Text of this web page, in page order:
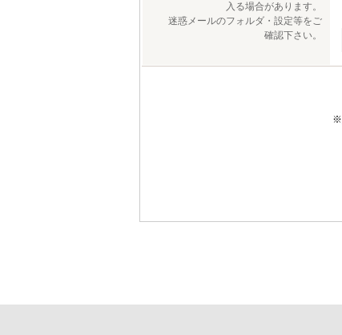
入る場合があります。
迷惑メールのフォルダ・設定等をご
確認下さい。
※